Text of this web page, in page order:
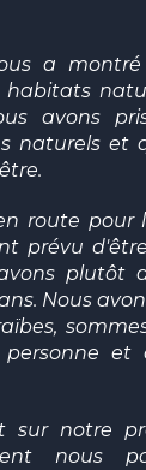
a
avons
naturels et
route
prévu
plutôt
Nous
et
sur notre
nous